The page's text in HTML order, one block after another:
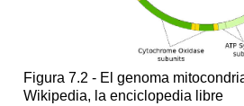
Figura 7.2 - El genoma
Wikipedia, la enciclopedia libre